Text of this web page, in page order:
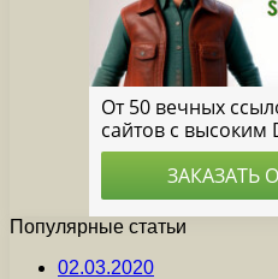
Популярные статьи
02.03.2020